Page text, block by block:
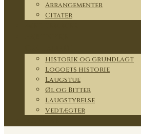
Arrangementer
Citater
Historik og grundlagt
Logoets historie
Laugstue
Øl og Bitter
Laugstyrelse
Vedtægter